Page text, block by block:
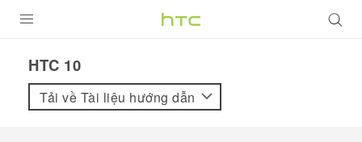
VIVE
HTC 10‎
Tải về Tài liệu hướng dẫn